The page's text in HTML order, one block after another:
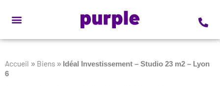
Accueil » Biens » Idéal Investissement – Studio 23 m2 – Lyon
6